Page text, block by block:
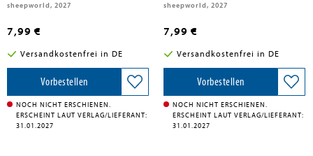
sheepworld, 2027
7,99 €
Versandkostenfrei in DE
Vorbestellen
NOCH NICHT ERSCHIENEN.
ERSCHEINT LAUT VERLAG/LIEFERANT:
31.01.2027
sheepworld, 2027
7,99 €
Versandkostenfrei in DE
Vorbestellen
NOCH NICHT ERSCHIENEN.
ERSCHEINT LAUT VERLAG/LIEFERANT:
31.01.2027